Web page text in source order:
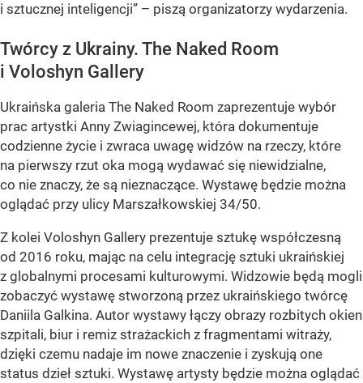
i sztucznej inteligencji” – piszą organizatorzy wydarzenia.
Twórcy z Ukrainy. The Naked Room
i Voloshyn Gallery
Ukraińska galeria The Naked Room zaprezentuje wybór
prac artystki Anny Zwiagincewej, która dokumentuje
codzienne życie i zwraca uwagę widzów na rzeczy, które
na pierwszy rzut oka mogą wydawać się niewidzialne,
co nie znaczy, że są nieznaczące. Wystawę będzie można
oglądać przy ulicy Marszałkowskiej 34/50.
Z kolei Voloshyn Gallery prezentuje sztukę współczesną
od 2016 roku, mając na celu integrację sztuki ukraińskiej
z globalnymi procesami kulturowymi. Widzowie będą mogli
zobaczyć wystawę stworzoną przez ukraińskiego twórcę
Daniila Galkina. Autor wystawy łączy obrazy rozbitych okien
szpitali, biur i remiz strażackich z fragmentami witraży,
dzięki czemu nadaje im nowe znaczenie i zyskują one
status dzieł sztuki. Wystawę artysty będzie można oglądać